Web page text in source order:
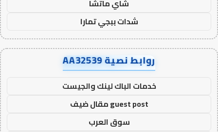
شاي ماتشا
شدات ببجي تمارا
روابط نصية AA32539
خدمات الباك لينك والجيست
guest post مقال ضيف
سوق العرب